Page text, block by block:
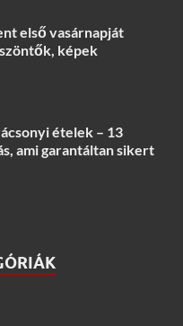
első vasárnapját
képek
ételek – 13
ami garantáltan sikert